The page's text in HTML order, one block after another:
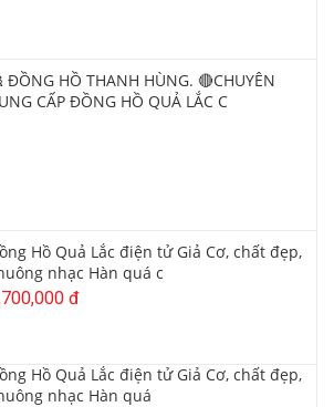
ĐỒNG HỒ THANH HÙNG. 🔴CHUYÊN
CẤP ĐỒNG HỒ QUẢ LẮC C
Hồ Quả Lắc điện tử Giả Cơ, chất đẹp,
nhạc Hàn quá c
đ
Hồ Quả Lắc điện tử Giả Cơ, chất đẹp,
nhạc Hàn quá